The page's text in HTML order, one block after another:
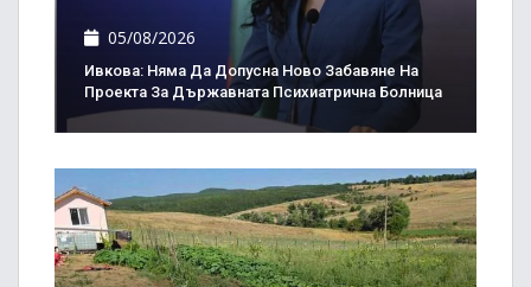
05/08/2026
Ивкова: Няма Да Допусна Ново Забавяне На
Проекта За Държавната Психиатрична Болница